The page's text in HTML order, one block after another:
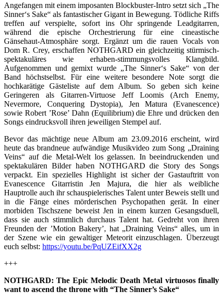
Angefangen mit einem imposanten Blockbuster-Intro setzt sich „The
Sinner‘s Sake“ als fantastischer Gigant in Bewegung. Tödliche Riffs
treffen auf verspielte, sofort ins Ohr springende Leadgitarren,
während die epische Orchestrierung für eine cineastische
Gänsehaut-Atmosphäre sorgt. Ergänzt um die rauen Vocals von
Dom R. Crey, erschaffen NOTHGARD ein gleichzeitig stürmisch-
spektakuläres wie erhaben-stimmungsvolles Klangbild.
Aufgenommen und gemixt wurde „The Sinner‘s Sake“ von der
Band höchstselbst. Für eine weitere besondere Note sorgt die
hochkarätige Gästeliste auf dem Album. So geben sich keine
Geringeren als Gitarren-Virtuose Jeff Loomis (Arch Enemy,
Nevermore, Conquering Dystopia), Jen Matura (Evanescence)
sowie Robert ’Rose’ Dahn (Equilibrium) die Ehre und drücken den
Songs eindrucksvoll ihren jeweiligen Stempel auf.
Bevor das mächtige neue Album am 23.09.2016 erscheint, wird
heute das brandneue aufwändige Musikvideo zum Song „Draining
Veins“ auf die Metal-Welt los gelassen. In beeindruckenden und
spektakulären Bilder haben NOTHGARD die Story des Songs
verpackt. Ein spezielles Highlight ist sicher der Gastauftritt von
Evanescence Gitarristin Jen Majura, die hier als weibliche
Hauptrolle auch ihr schauspielerisches Talent unter Beweis stellt und
in die Fänge eines mörderischen Psychopathen gerät. In einer
morbiden Tischszene beweist Jen in einem kurzen Gesangsduell,
dass sie auch stimmlich durchaus Talent hat. Gedreht von ihren
Freunden der ’Motion Bakery’, hat „Draining Veins“ alles, um in
der Szene wie ein gewaltiger Meteorit einzuschlagen. Überzeugt
euch selbst: https://youtu.be/PqUZEifXX2g
+++
NOTHGARD: The Epic Melodic Death Metal virtuosos finally
want to ascend the throne with “The Sinner’s Sake“